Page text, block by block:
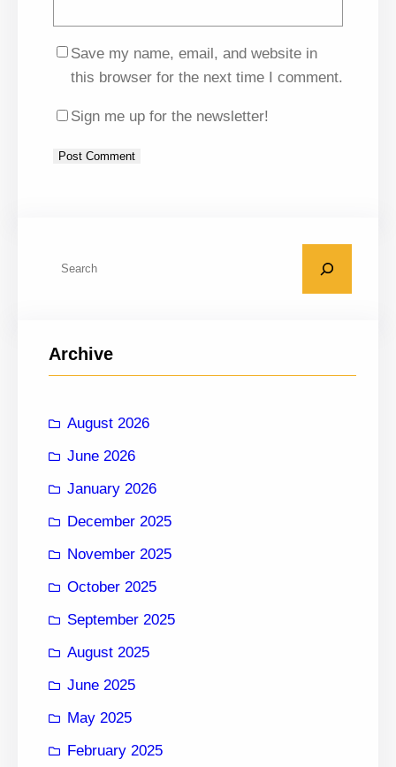
Save my name, email, and website in
this browser for the next time I comment.
Sign me up for the newsletter!
t
e
:
c
h
Archive
August 2026
June 2026
January 2026
December 2025
November 2025
October 2025
September 2025
August 2025
June 2025
May 2025
February 2025